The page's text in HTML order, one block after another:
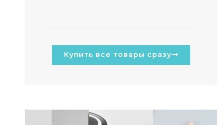
Купить все товары сразу